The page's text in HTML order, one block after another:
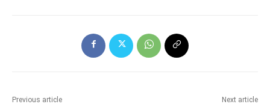
Previous article Next article